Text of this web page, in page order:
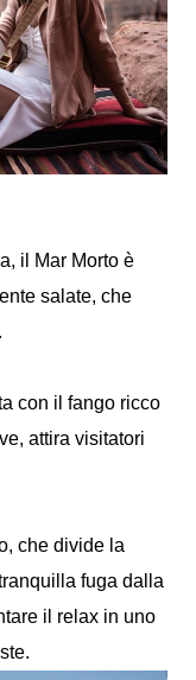
il Mar Morto è
salate, che
con il fango ricco
attira visitatori
che divide la
fuga dalla
il relax in uno